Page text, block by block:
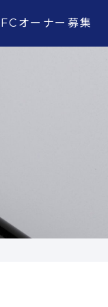
FCオーナー募集